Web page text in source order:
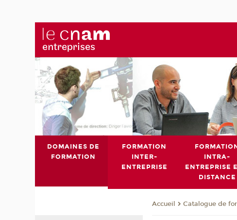
DOMAINES DE
FORMATION
FORMATION
INTER-
ENTREPRISE
INTRA-
ENTREPRISE
DISTANCE
Accueil Catalogue de